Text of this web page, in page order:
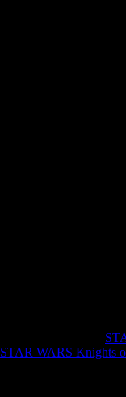
STAR WARS Knights